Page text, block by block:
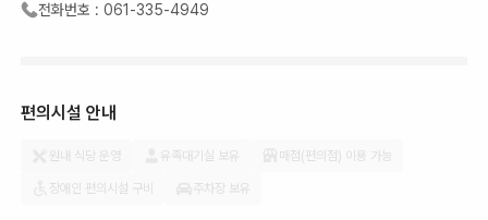
전화번호 : 061-335-4949
편의시설 안내
원내 식당 운영 유족대기실 보유 매점(편의점) 이용 가능
장애인 편의시설 구비 주차장 보유